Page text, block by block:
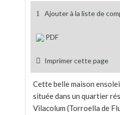
Ajouter à la liste de
PDF
Imprimer cette page
Cette belle maison
située dans un quartier
Vilacolum (Torroella de